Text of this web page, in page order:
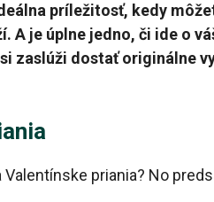
príležitosť, kedy
A je úplne jedno, či ide o
zaslúži dostať originálne
Valentínske priania? No